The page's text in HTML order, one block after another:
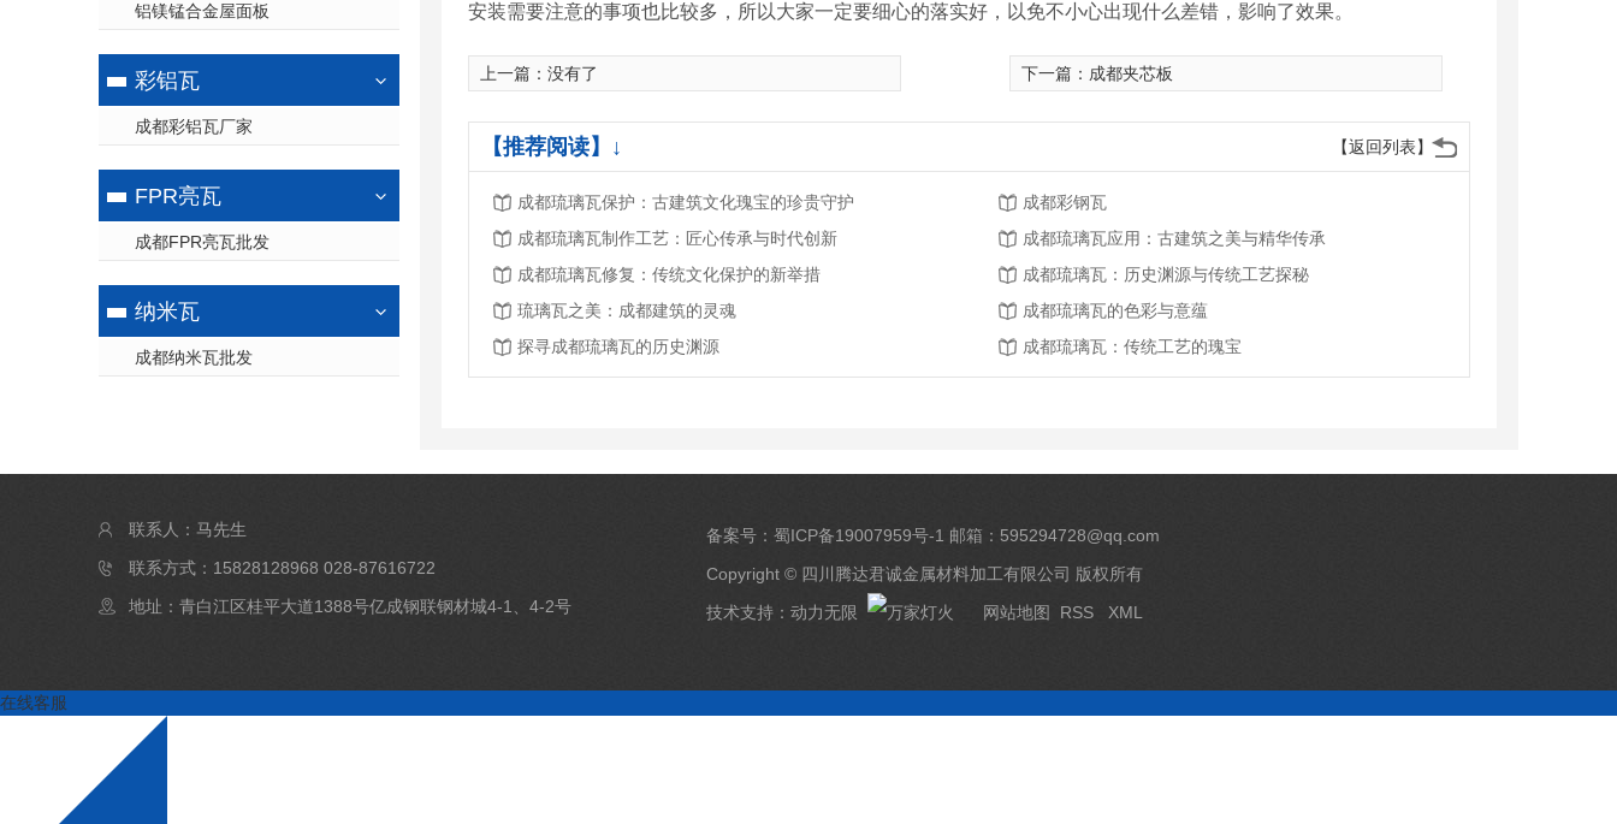
铝镁锰合金屋面板
彩铝瓦
成都彩铝瓦厂家
FPR亮瓦
成都FPR亮瓦批发
纳米瓦
成都纳米瓦批发
安装需要注意的事项也比较多，所以大家一定要细心的落实好，以免不小心出现什么差错，影响了效果。
上一篇：没有了 下一篇： 成都夹芯板
【返回列表】
【推荐阅读】↓
成都琉璃瓦保护：古建筑文化瑰宝的珍贵守护
成都彩钢瓦
成都琉璃瓦制作工艺：匠心传承与时代创新
成都琉璃瓦应用：古建筑之美与精华传承
成都琉璃瓦修复：传统文化保护的新举措
成都琉璃瓦：历史渊源与传统工艺探秘
琉璃瓦之美：成都建筑的灵魂
成都琉璃瓦的色彩与意蕴
探寻成都琉璃瓦的历史渊源
成都琉璃瓦：传统工艺的瑰宝
联系人：马先生
联系方式：15828128968 028-87616722
地址：青白江区桂平大道1388号亿成钢联钢材城4-1、4-2号
备案号： 蜀ICP备19007959号-1 邮箱：595294728@qq.com
Copyright © 四川腾达君诚金属材料加工有限公司 版权所有
技术支持： 动力无限 网站地图 RSS XML
在线客服